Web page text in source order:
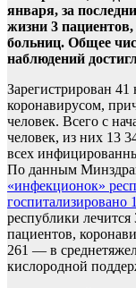
января, за
жизни 3
больниц. Общее
наблюдений
Зарегистрирован 41
коронавирусом,
человек. Всего с
человек, из них 13
всех
По данным
«инфекционок»
госпитализировано
республики
пациентов,
261 — в
кислородной